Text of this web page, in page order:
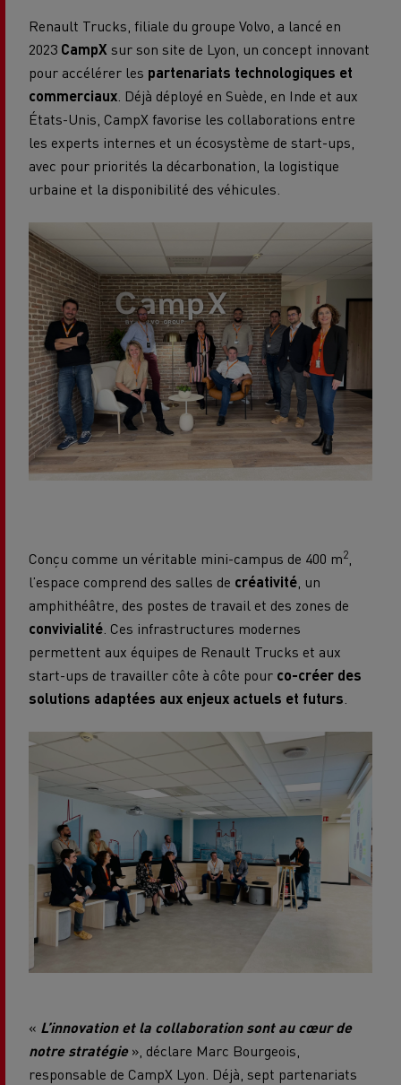
Renault Trucks, filiale du groupe Volvo, a lancé en
2023 CampXsur son site de Lyon, un concept innovant
pour accélérer les partenariats technologiques et
commerciaux. Déjà déployé en Suède, en Inde et aux
États-Unis, CampX favorise les collaborations entre
les experts internes et un écosystème de start-ups,
avec pour priorités la décarbonation, la logistique
urbaine et la disponibilité des véhicules.
Conçu comme un véritable mini-campus de 400 m2,
l’espace comprend des salles de créativité, un
amphithéâtre, des postes de travail et des zones de
convivialité. Ces infrastructures modernes
permettent aux équipes de Renault Trucks et aux
start-ups de travailler côte à côte pour co-créer des
solutions adaptées aux enjeux actuels et futurs.
« L’innovation et la collaboration sont au cœur de
notre stratégie», déclare Marc Bourgeois,
responsable de CampX Lyon. Déjà, sept partenariats